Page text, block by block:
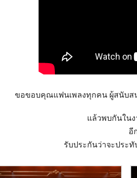
ขอขอบคุณแฟนเพลงทุกคน ผู้สนับส
แล้วพบกันในง
อี
รับประกันว่าจะประ